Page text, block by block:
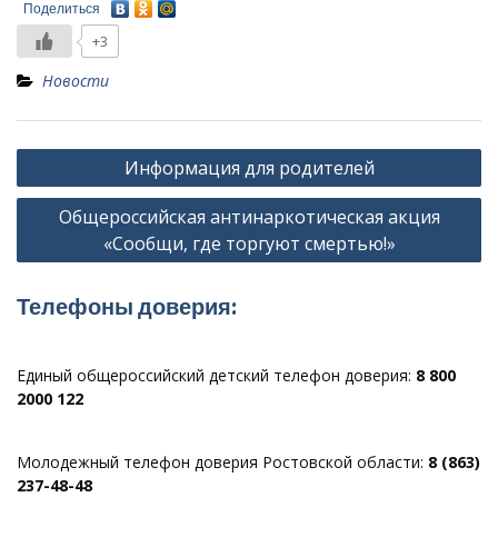
Поделиться
+3
Новости
Навигация
по
записям
Информация для родителей
Общероссийская антинаркотическая акция
«Сообщи, где торгуют смертью!»
Телефоны доверия:
Единый общероссийский детский телефон доверия: 8 800
2000 122
Молодежный телефон доверия Ростовской области: 8 (863)
237-48-48